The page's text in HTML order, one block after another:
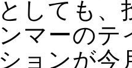
しても
マーの
ョンが今